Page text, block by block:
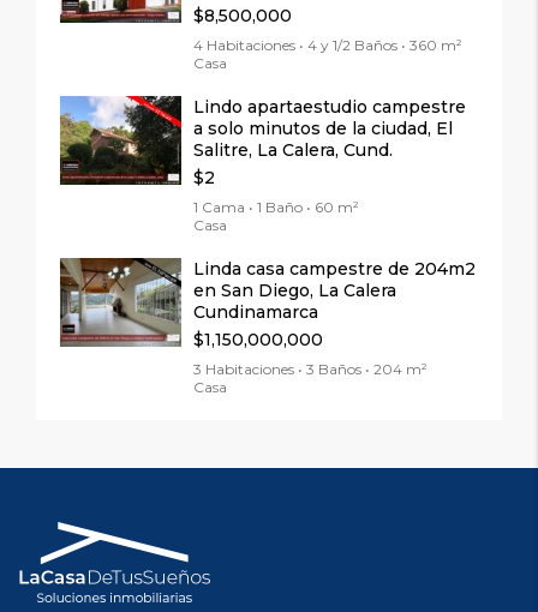
$8,500,000
4 Habitaciones • 4 y 1/2 Baños • 360 m²
Casa
Lindo apartaestudio campestre
a solo minutos de la ciudad, El
Salitre, La Calera, Cund.
$2
1 Cama • 1 Baño • 60 m²
Casa
Linda casa campestre de 204m2
en San Diego, La Calera
Cundinamarca
$1,150,000,000
3 Habitaciones • 3 Baños • 204 m²
Casa